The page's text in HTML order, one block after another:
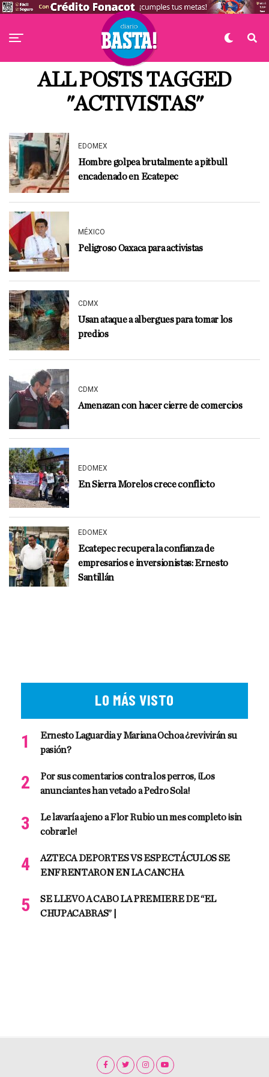
ALL POSTS TAGGED
"ACTIVISTAS"
EDOMEX
Hombre golpea brutalmente a pitbull
encadenado en Ecatepec
MÉXICO
Peligroso Oaxaca para activistas
CDMX
Usan ataque a albergues para tomar los
predios
CDMX
Amenazan con hacer cierre de comercios
EDOMEX
En Sierra Morelos crece conflicto
EDOMEX
Ecatepec recupera la confianza de
empresarios e inversionistas: Ernesto
Santillán
LO MÁS VISTO
Ernesto Laguardia y Mariana Ochoa ¿revivirán su
pasión?
Por sus comentarios contra los perros, ¡Los
anunciantes han vetado a Pedro Sola!
Le lavaría ajeno a Flor Rubio un mes completo ¡sin
cobrarle!
AZTECA DEPORTES VS ESPECTÁCULOS SE
ENFRENTARON EN LA CANCHA
SE LLEVO A CABO LA PREMIERE DE “EL
CHUPACABRAS” |